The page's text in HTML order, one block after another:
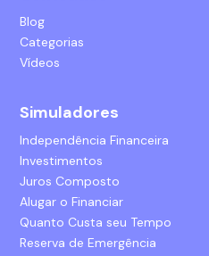
Blog
Categorias
Vídeos
Simuladores
Independência Financeira
Investimentos
Juros Composto
Alugar o Financiar
Quanto Custa seu Tempo
Reserva de Emergência